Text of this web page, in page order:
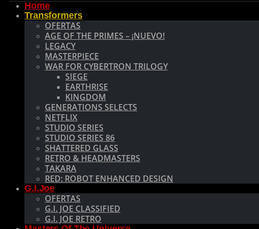
Home
Transformers
OFERTAS
AGE OF THE PRIMES – ¡NUEVO!
LEGACY
MASTERPIECE
WAR FOR CYBERTRON TRILOGY
SIEGE
EARTHRISE
KINGDOM
GENERATIONS SELECTS
NETFLIX
STUDIO SERIES
STUDIO SERIES 86
SHATTERED GLASS
RETRO & HEADMASTERS
TAKARA
RED: ROBOT ENHANCED DESIGN
G.I.Joe
OFERTAS
G.I. JOE CLASSIFIED
G.I. JOE RETRO